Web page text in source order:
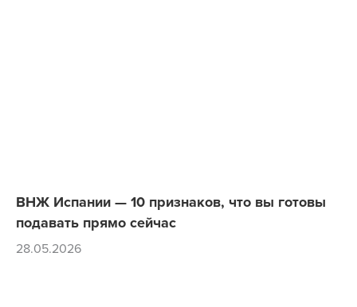
ВНЖ Испании — 10 признаков, что вы готовы
подавать прямо сейчас
28.05.2026